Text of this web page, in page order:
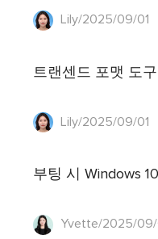
Lily/2025/09/01
트랜센드 포맷 도
Lily/2025/09/01
부팅 시 Windows
Yvette/2025/09/